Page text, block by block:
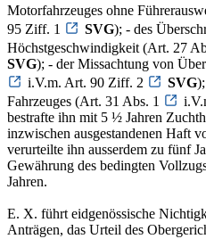
Motorfahrzeuges ohne
95 Ziff. 1
SVG); - des
Höchstgeschwindigkeit (Art. 27
SVG); - der Missachtung von
i.V.m. Art. 90 Ziff. 2
SVG
Fahrzeuges (Art. 31 Abs. 1
bestrafte ihn mit 5 ½ Jahren
inzwischen ausgestandenen Haft
verurteilte ihn ausserdem zu fünf
Gewährung des bedingten
Jahren.
E. X. führt eidgenössische
Anträgen, das Urteil des